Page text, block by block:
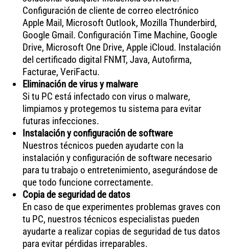
Configuración de cliente de correo electrónico
Apple Mail, Microsoft Outlook, Mozilla Thunderbird,
Google Gmail. Configuración Time Machine, Google
Drive, Microsoft One Drive, Apple iCloud. Instalación
del certificado digital FNMT, Java, Autofirma,
Facturae, VeriFactu.
Eliminación de virus y malware
Si tu PC está infectado con virus o malware,
limpiamos y protegemos tu sistema para evitar
futuras infecciones.
Instalación y configuración de software
Nuestros técnicos pueden ayudarte con la
instalación y configuración de software necesario
para tu trabajo o entretenimiento, asegurándose de
que todo funcione correctamente.
Copia de seguridad de datos
En caso de que experimentes problemas graves con
tu PC, nuestros técnicos especialistas pueden
ayudarte a realizar copias de seguridad de tus datos
para evitar pérdidas irreparables.